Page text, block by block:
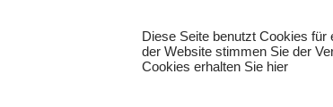
und Zwischenverkauf vorbehalten.
Diese Seite benutzt Cookies
der Website stimmen Sie der
Cookies erhalten Sie hier